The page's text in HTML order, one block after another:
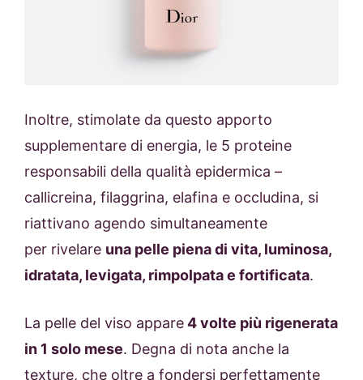
Inoltre, stimolate da questo apporto
supplementare di energia, le 5 proteine
responsabili della qualità epidermica –
callicreina, filaggrina, elafina e occludina, si
riattivano agendo simultaneamente
per rivelare una pelle piena di vita, luminosa,
idratata, levigata, rimpolpata e fortificata.
La pelle del viso appare4 volte più rigenerata
in 1 solo mese. Degna di nota anche la
texture, che oltre a fondersi perfettamente